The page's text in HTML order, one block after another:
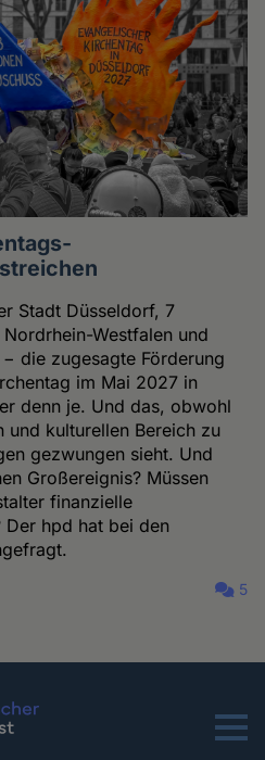
Stadt Düsseldorf, 7
Westfalen und
die zugesagte Förderung
im Mai 2027 in
denn je. Und das, obwohl
und kulturellen Bereich zu
gezwungen sieht. Und
Großereignis? Müssen
finanzielle
Der hpd hat bei den
5
Menu